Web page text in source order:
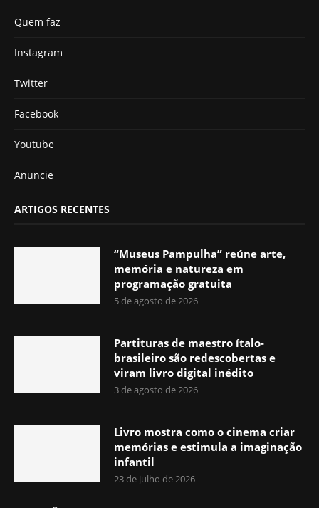
Quem faz
Instagram
Twitter
Facebook
Youtube
Anuncie
ARTIGOS RECENTES
“Museus Pampulha” reúne arte,
memória e natureza em
programação gratuita
5 de agosto de 2026
Partituras de maestro ítalo-
brasileiro são redescobertas e
viram livro digital inédito
3 de agosto de 2026
Livro mostra como o cinema criar
memórias e estimula a imaginação
infantil
23 de julho de 2026